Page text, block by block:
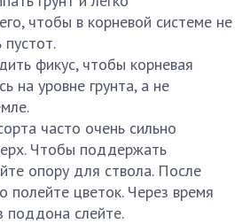
чтобы в корневой системе не
пустот.
фикус, чтобы корневая
на уровне грунта, а не
часто очень сильно
Чтобы поддержать
опору для ствола. После
полейте цветок. Через время
поддона слейте.